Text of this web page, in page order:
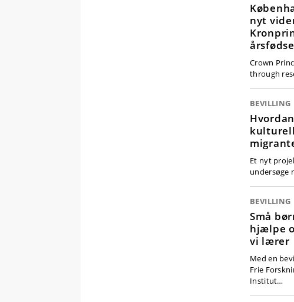
nyt
Crown
through
BEVILLING
Et nyt
undersøge
BEVILLING
Små
hjælpe
vi lærer
Med en
Frie
Institut…